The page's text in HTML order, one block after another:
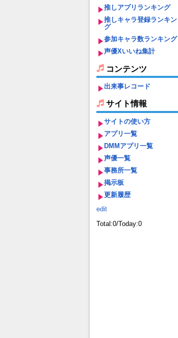
推しアプリランキング
推しキャラ登録ランキン
グ
参加キャラ数ランキング
声優Xいいね集計
コンテンツ
出来事レコード
サイト情報
サイトの使い方
アプリ一覧
DMMアプリ一覧
声優一覧
事務所一覧
掲示板
更新履歴
edit
Total:0/Today:0